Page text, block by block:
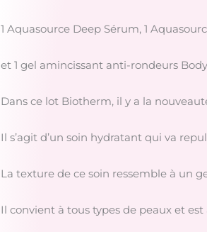
1 Aquasource Deep Sérum, 1
et 1 gel amincissant anti-rondeurs
Dans ce lot Biotherm, il y a la
Il s’agit d’un soin hydratant qui va
La texture de ce soin ressemble à un
Il convient à tous types de peaux et